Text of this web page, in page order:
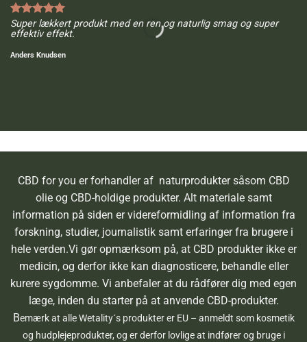
Super lækkert produkt med en ren og naturlig smag og super
effektiv effekt.
Anders Knudsen
CBD for you er forhandler af naturprodukter såsom CBD
olie og CBD-holdige produkter. Alt materiale samt
information på siden er videreformidling af information fra
forskning, studier, journalistik samt erfaringer fra brugere i
hele verden.Vi gør opmærksom på, at CBD produkter ikke er
medicin, og derfor ikke kan diagnosticere, behandle eller
kurere sygdomme. Vi anbefaler at du rådfører dig med egen
læge, inden du starter på at anvende CBD-produkter.
Bemærk at alle Wetality´s produkter er EU – anmeldt som kosmetik
og hudplejeprodukter, og er derfor lovlige at indfører og bruge i